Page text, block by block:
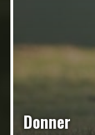
Donner